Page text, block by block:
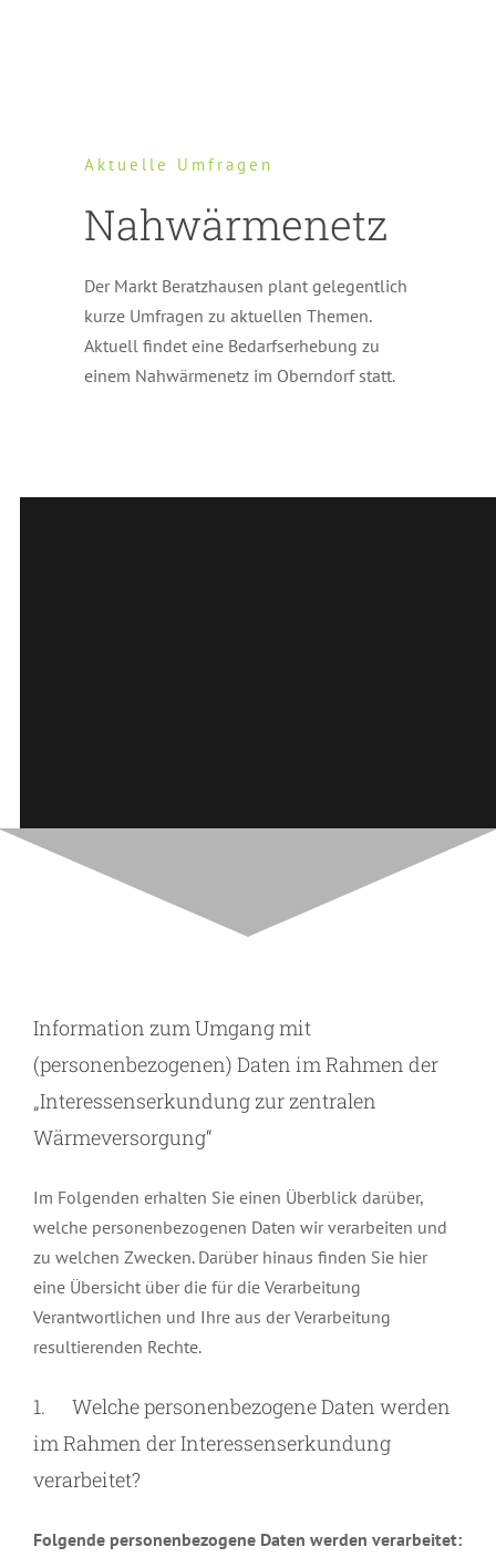
Aktuelle Umfragen
Nahwärmenetz
Der Markt Beratzhausen plant gelegentlich
kurze Umfragen zu aktuellen Themen.
Aktuell findet eine Bedarfserhebung zu
einem Nahwärmenetz im Oberndorf statt.
Information zum Umgang mit
(personenbezogenen) Daten im Rahmen der
„Interessenserkundung zur zentralen
Wärmeversorgung“
Im Folgenden erhalten Sie einen Überblick darüber,
welche personenbezogenen Daten wir verarbeiten und
zu welchen Zwecken. Darüber hinaus finden Sie hier
eine Übersicht über die für die Verarbeitung
Verantwortlichen und Ihre aus der Verarbeitung
resultierenden Rechte.
1. Welche personenbezogene Daten werden
im Rahmen der Interessenserkundung
verarbeitet?
Folgende personenbezogene Daten werden verarbeitet: